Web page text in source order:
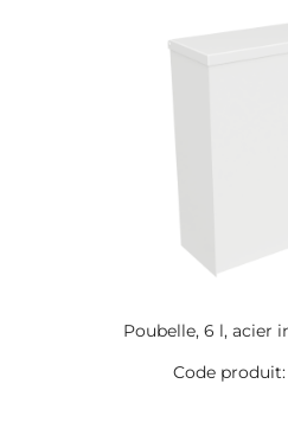
Poubelle, 6 l, acier
Code produit: